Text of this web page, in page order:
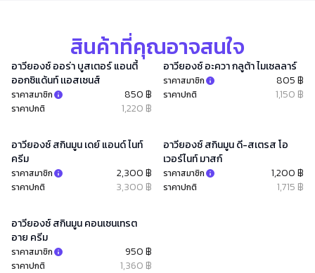
สินค้าที่คุณอาจสนใจ
อาวียองซ์ ออร่า บูสเตอร์ แอนตี้
ออกซิแด้นท์ เเอสเซนส์
ราคาสมาชิก 850 ฿
ราคาปกติ 1,220 ฿
อาวียองซ์ อะควา กลูต้า ไมเซลลาร์
ราคาสมาชิก 805 ฿
ราคาปกติ 1,150 ฿
อาวียองซ์ สกินมูน เดย์ แอนด์ ไนท์
ครีม
ราคาสมาชิก 2,300 ฿
ราคาปกติ 3,300 ฿
อาวียองซ์ สกินมูน ดี-สเตรส โอ
เวอร์ไนท์ มาสก์
ราคาสมาชิก 1,200 ฿
ราคาปกติ 1,715 ฿
อาวียองซ์ สกินมูน คอนเซนเทรต
อาย ครีม
ราคาสมาชิก 950 ฿
ราคาปกติ 1,360 ฿